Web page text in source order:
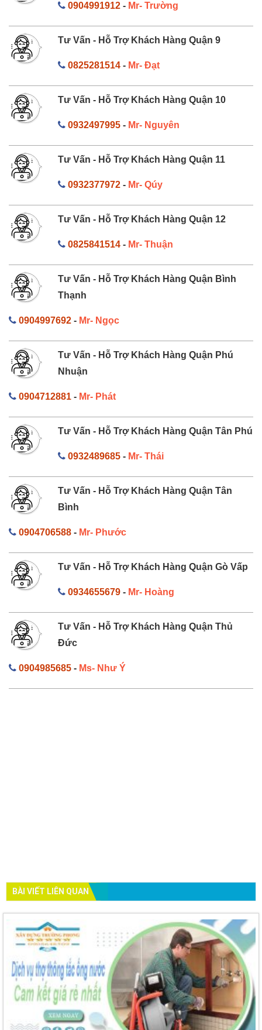
0904991912- Mr- Trường
Tư Vấn - Hỗ Trợ Khách Hàng Quận 9
0825281514- Mr- Đạt
Tư Vấn - Hỗ Trợ Khách Hàng Quận 10
0932497995- Mr- Nguyên
Tư Vấn - Hỗ Trợ Khách Hàng Quận 11
0932377972- Mr- Qúy
Tư Vấn - Hỗ Trợ Khách Hàng Quận 12
0825841514- Mr- Thuận
Tư Vấn - Hỗ Trợ Khách Hàng Quận Bình
Thạnh
0904997692 - Mr- Ngọc
Tư Vấn - Hỗ Trợ Khách Hàng Quận Phú
Nhuận
0904712881 - Mr- Phát
Tư Vấn - Hỗ Trợ Khách Hàng Quận Tân Phú
0932489685- Mr- Thái
Tư Vấn - Hỗ Trợ Khách Hàng Quận Tân
Bình
0904706588 - Mr- Phước
Tư Vấn - Hỗ Trợ Khách Hàng Quận Gò Vấp
0934655679- Mr- Hoàng
Tư Vấn - Hỗ Trợ Khách Hàng Quận Thủ
Đức
0904985685 - Ms- Như Ý
BÀI VIẾT LIÊN QUAN